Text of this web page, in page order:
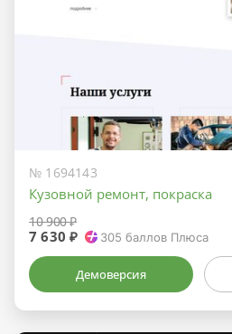
№ 1694143
Кузовной ремонт, покраска
10 900 ₽
7 630 ₽ 305 баллов Плюса
Демоверсия